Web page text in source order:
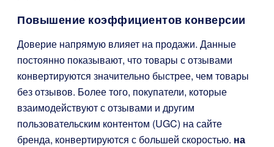
Повышение коэффициентов конверсии
Доверие напрямую влияет на продажи. Данные
постоянно показывают, что товары с отзывами
конвертируются значительно быстрее, чем товары
без отзывов. Более того, покупатели, которые
взаимодействуют с отзывами и другим
пользовательским контентом (UGC) на сайте
бренда, конвертируются с большей скоростью. на